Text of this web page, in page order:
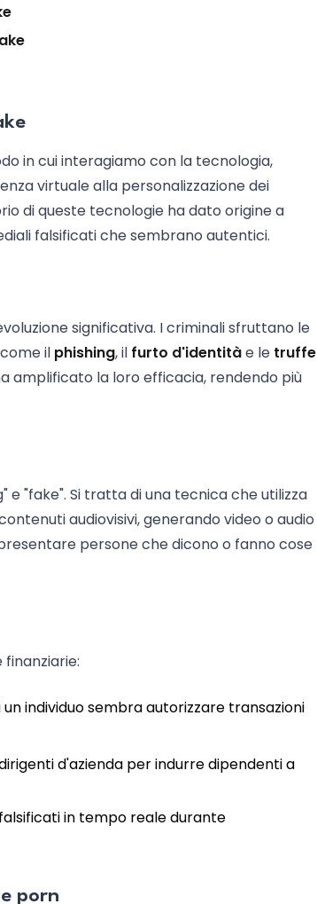
in cui interagiamo con la tecnologia,
virtuale alla personalizzazione dei
di queste tecnologie ha dato origine a
falsificati che sembrano autentici.
significativa. I criminali sfruttano le
il phishing, il furto d'identitàe le truffe
amplificato la loro efficacia, rendendo più
e "fake". Si tratta di una tecnica che utilizza
audiovisivi, generando video o audio
persone che dicono o fanno cose
un individuo sembra autorizzare transazioni
d'azienda per indurre dipendenti a
in tempo reale durante
porn